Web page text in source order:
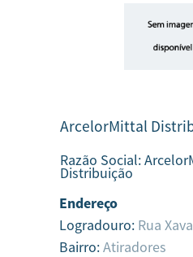
ArcelorMittal
Razão Social:
Distribuição
Endereço
Logradouro: Rua
Bairro:Atiradores